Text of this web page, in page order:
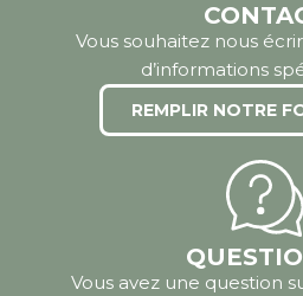
Vous souhaitez nous
d’informations
REMPLIR NOTRE
Vous avez une question